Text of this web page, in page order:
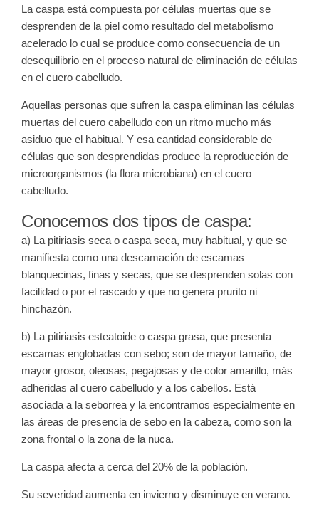
La caspa está compuesta por células muertas que se
desprenden de la piel como resultado del metabolismo
acelerado lo cual se produce como consecuencia de un
desequilibrio en el proceso natural de eliminación de células
en el cuero cabelludo.
Aquellas personas que sufren la caspa eliminan las células
muertas del cuero cabelludo con un ritmo mucho más
asiduo que el habitual. Y esa cantidad considerable de
células que son desprendidas produce la reproducción de
microorganismos (la flora microbiana) en el cuero
cabelludo.
Conocemos dos tipos de caspa:
a) La pitiriasis seca o caspa seca, muy habitual, y que se
manifiesta como una descamación de escamas
blanquecinas, finas y secas, que se desprenden solas con
facilidad o por el rascado y que no genera prurito ni
hinchazón.
b) La pitiriasis esteatoide o caspa grasa, que presenta
escamas englobadas con sebo; son de mayor tamaño, de
mayor grosor, oleosas, pegajosas y de color amarillo, más
adheridas al cuero cabelludo y a los cabellos. Está
asociada a la seborrea y la encontramos especialmente en
las áreas de presencia de sebo en la cabeza, como son la
zona frontal o la zona de la nuca.
La caspa afecta a cerca del 20% de la población.
Su severidad aumenta en invierno y disminuye en verano.